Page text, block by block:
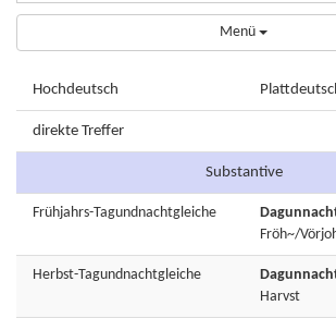
Menü
Hochdeutsch
direkte Treffer
Substantive
Frühjahrs-Tagundnachtgleiche
Fröh~/
Herbst-Tagundnachtgleiche
Harvst